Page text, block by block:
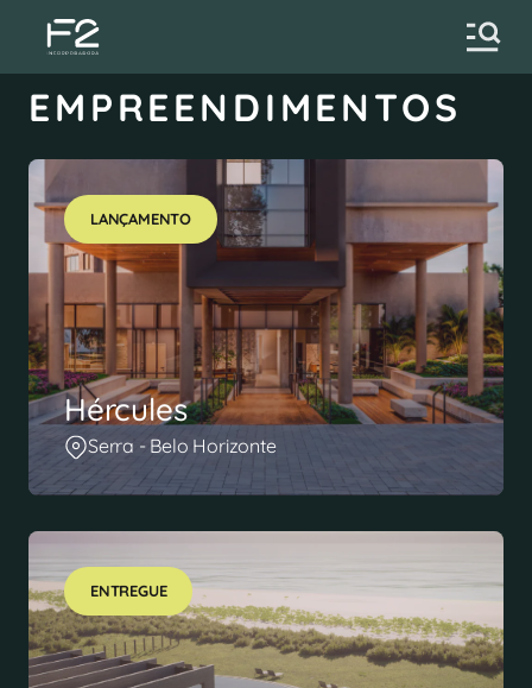
EMPREENDIMENTOS
LANÇAMENTO
Hércules
Serra - Belo Horizonte
ENTREGUE